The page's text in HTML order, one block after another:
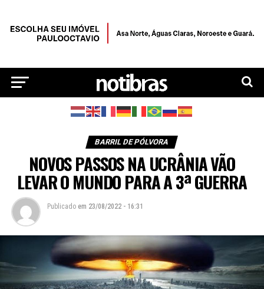
BARRIL DE PÓLVORA
NOVOS PASSOS NA UCRÂNIA VÃO
LEVAR O MUNDO PARA A 3ª GUERRA
Publicado em 23/08/2022 - 16:31